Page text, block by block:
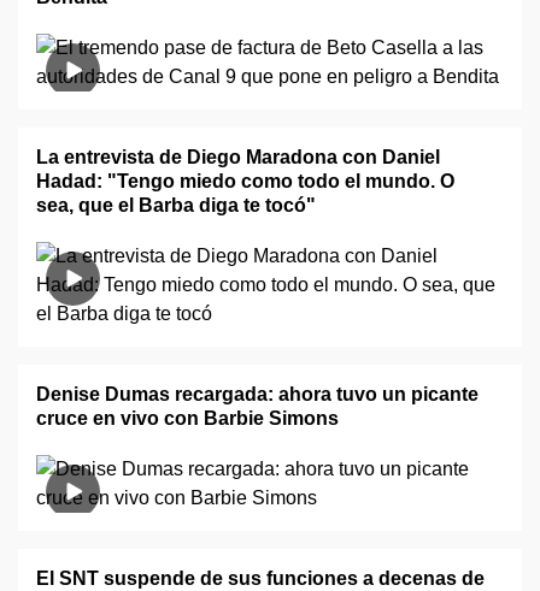
La entrevista de Diego Maradona con Daniel
Hadad: "Tengo miedo como todo el mundo. O
sea, que el Barba diga te tocó"
Denise Dumas recargada: ahora tuvo un picante
cruce en vivo con Barbie Simons
El SNT suspende de sus funciones a decenas de